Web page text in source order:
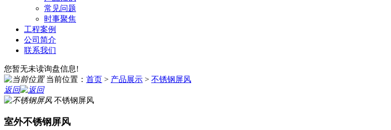
常见问题
时事聚焦
工程案例
公司简介
联系我们
您暂无未读询盘信息!
当前位置： 首页 > 产品展示 > 不锈钢屏风
返回
不锈钢屏风
室外不锈钢屏风